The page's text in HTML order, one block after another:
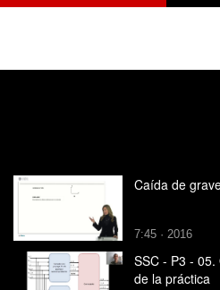
Caída de
7:45 · 2016
SSC - P3 - 05.
de la práctica